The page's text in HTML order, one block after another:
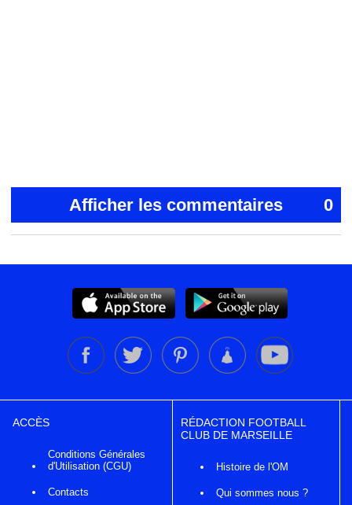
Afficher les commentaires 0
ACCÈS
Conditions Générales
d'Utilisation (CGU)
Contacts
RÉDACTION FOOTBALL
CLUB DE MARSEILLE
Histoire de l'OM
Qui sommes nous ?